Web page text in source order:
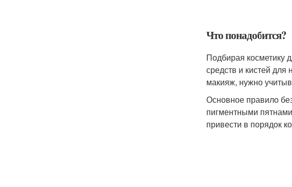
Что понадобится?
Подбирая косметику
средств и кистей для
макияж, нужно
Основное правило
пигментными
привести в порядок